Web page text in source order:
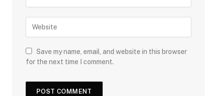
Save my name, email, and website in this browser
for the next time I comment.